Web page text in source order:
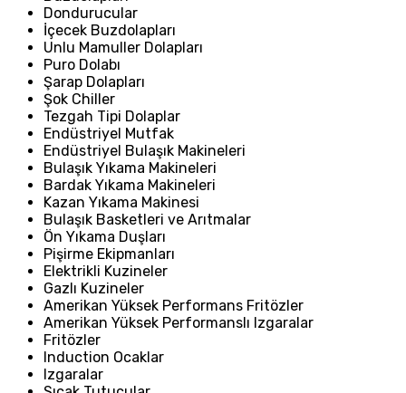
Dondurucular
İçecek Buzdolapları
Unlu Mamuller Dolapları
Puro Dolabı
Şarap Dolapları
Şok Chiller
Tezgah Tipi Dolaplar
Endüstriyel Mutfak
Endüstriyel Bulaşık Makineleri
Bulaşık Yıkama Makineleri
Bardak Yıkama Makineleri
Kazan Yıkama Makinesi
Bulaşık Basketleri ve Arıtmalar
Ön Yıkama Duşları
Pişirme Ekipmanları
Elektrikli Kuzineler
Gazlı Kuzineler
Amerikan Yüksek Performans Fritözler
Amerikan Yüksek Performanslı Izgaralar
Fritözler
Induction Ocaklar
Izgaralar